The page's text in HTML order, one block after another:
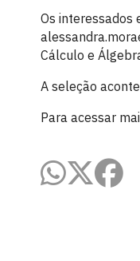
Os interessados
Cálculo e
A seleção
Para acessar